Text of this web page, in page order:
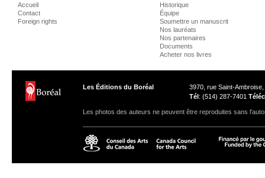
Accueil
Contact
Foreign rights
Historique
Équipe
Soumettre un manuscrit
Nos lauréats
Nos partenaires
Documents
Acheter nos livres
Les Éditions du Boréal
3970, rue Saint-
Tél: (514) 287-7401 Téléc
Les photos des auteurs ne peuvent être reproduites sans